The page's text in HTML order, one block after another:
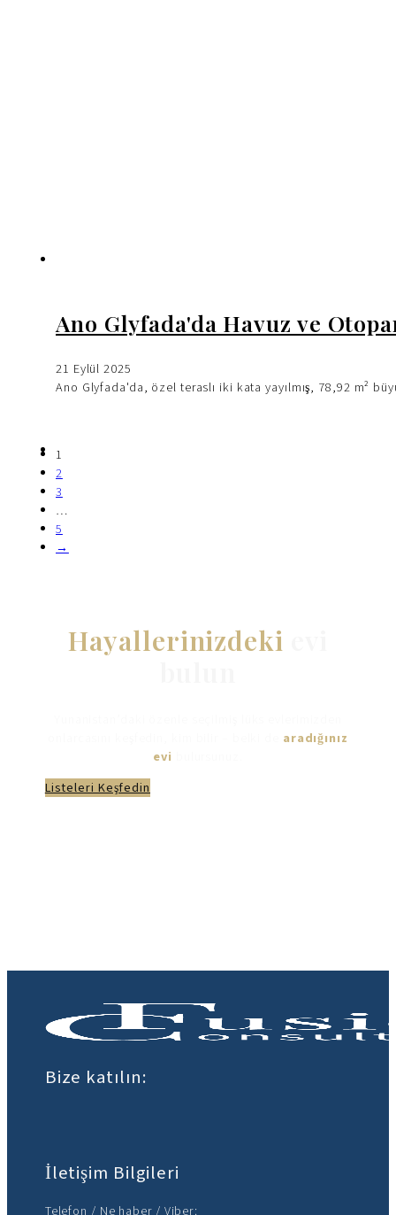
Ano Glyfada'da Havuz ve
21 Eylül 2025
Ano Glyfada'da, özel teraslı iki kata yayılmış, 78,92 m²
1
2
3
…
5
→
Hayallerinizdeki
aradığınız
evi
Listeleri Keşfedin
Bize katılın:
İletişim Bilgileri
Telefon / Ne haber / Viber: